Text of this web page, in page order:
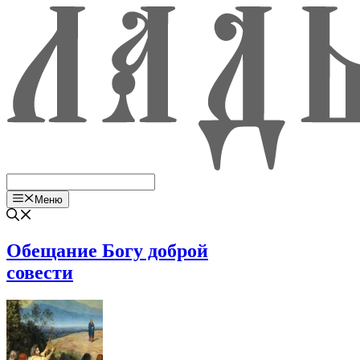
Перейти
содержимому
Меню
Обе­ща­ние Богу доб­рой
совести